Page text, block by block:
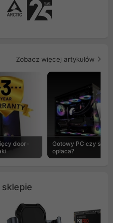
Zobacz więcej artykułów
door-
Gotowy PC czy
opłaca?